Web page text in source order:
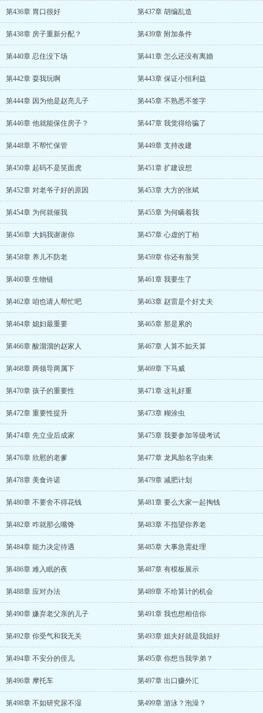
第436章 胃口很好 第437章 胡编乱造
第438章 房子重新分配？ 第439章 附加条件
第440章 忍住没下场 第441章 怎么还没有离婚
第442章 耍我玩啊 第443章 保证小恒利益
第444章 因为他是赵亮儿子 第445章 不熟悉不签字
第446章 他就能保住房子？ 第447章 我觉得给骗了
第448章 不帮忙保管 第449章 支持改建
第450章 起码不是笑面虎 第451章 扩建设想
第452章 对老爷子好的原因 第453章 大方的张斌
第454章 为何就催我 第455章 为何瞒着我
第456章 大妈我谢谢你 第457章 心虚的丁柏
第458章 养儿不防老 第459章 你还有脸哭
第460章 生物链 第461章 我要生了
第462章 咱也请人帮忙吧 第463章 赵雷是个好丈夫
第464章 媳妇最重要 第465章 那是累的
第466章 酸溜溜的赵家人 第467章 人算不如天算
第468章 两领导两属下 第469章 下马威
第470章 孩子的重要性 第471章 这礼好重
第472章 重要性提升 第473章 糊涂虫
第474章 先立业后成家 第475章 我要参加等级考试
第476章 欣慰的老爹 第477章 龙凤胎名字由来
第478章 美食许诺 第479章 减肥计划
第480章 不要舍不得花钱 第481章 要么大家一起掏钱
第482章 咋就那么嘴馋 第483章 不指望你养老
第484章 能力决定待遇 第485章 大事急需处理
第486章 难入眠的夜 第487章 有模板展示
第488章 应对办法 第489章 不给算计的机会
第490章 嫌弃老父亲的儿子 第491章 我也想相信你
第492章 你受气和我无关 第493章 姐夫好就是我姐好
第494章 不安分的侄儿 第495章 你想当我学弟？
第496章 摩托车 第497章 出口赚外汇
第498章 不如研究尿不湿 第499章 游泳？泡澡？